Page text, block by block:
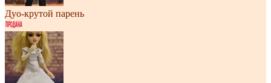
Дуо-крутой парень